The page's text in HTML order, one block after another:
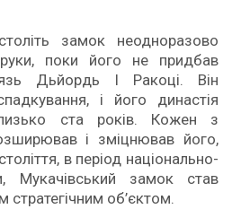
замок неодноразово
поки його не придбав
Дьйордь I Ракоці. Він
і його династія
ста років. Кожен з
і зміцнював його,
в період національно-
Мукачівський замок став
об’єктом.